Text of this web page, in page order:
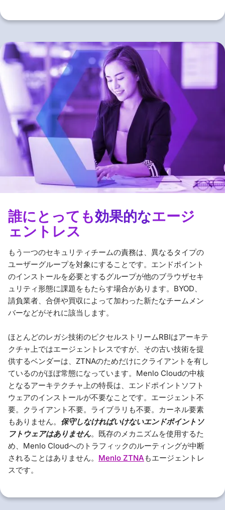
誰にとっても効果的なエージ
ェントレス
もう一つのセキュリティチームの責務は、異なるタイプの
ユーザーグループを対象にすることです。エンドポイント
のインストールを必要とするグループが他のブラウザセキ
ュリティ形態に課題をもたらす場合があります。BYOD、
請負業者、合併や買収によって加わった新たなチームメン
バーなどがそれに該当します。
ほとんどのレガシ技術のピクセルストリームRBIはアーキテ
クチャ上ではエージェントレスですが、その古い技術を提
供するベンダーは、ZTNAのためだけにクライアントを有し
ているのがほぼ常態になっています。Menlo Cloudの中核
となるアーキテクチャ上の特長は、エンドポイントソフト
ウェアのインストールが不要なことです。エージェント不
要。クライアント不要。ライブラリも不要。カーネル要素
もありません。 保守しなければいけないエンドポイントソ
フトウェアはありません。既存のメカニズムを使用するた
め、Menlo Cloudへのトラフィックのルーティングが中断
されることはありません。 Menlo ZTNA もエージェントレ
スです。